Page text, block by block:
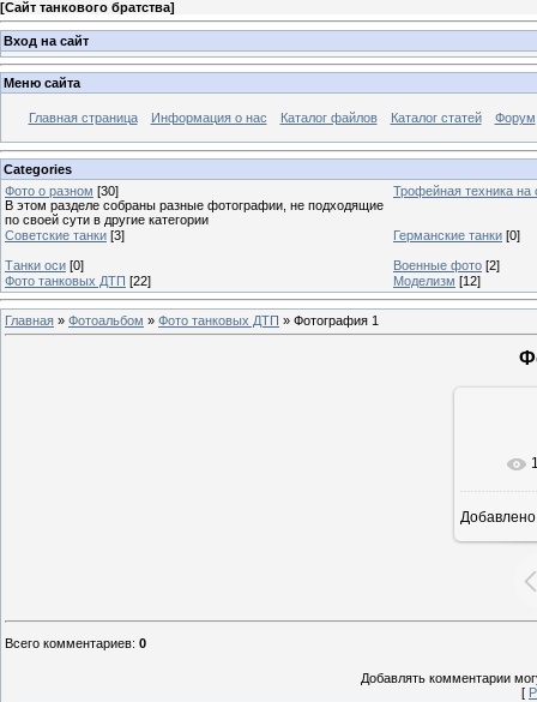
[Сайт танкового братства]
Вход на сайт
Меню сайта
Главная страница Информация о нас Каталог файлов Каталог статей Форум
Categories
Фото о разном [30]
В этом разделе собраны разные фотографии, не подходящие
по своей сути в другие категории
Трофейная техника
Советские танки [3] Германские танки [0]
Танки оси [0] Военные фото [2]
Фото танковых ДТП [22] Моделизм [12]
Главная » Фотоальбом » Фото танковых ДТП » Фотография 1
Добавлено
Всего комментариев: 0
Добавлять комментарии
[